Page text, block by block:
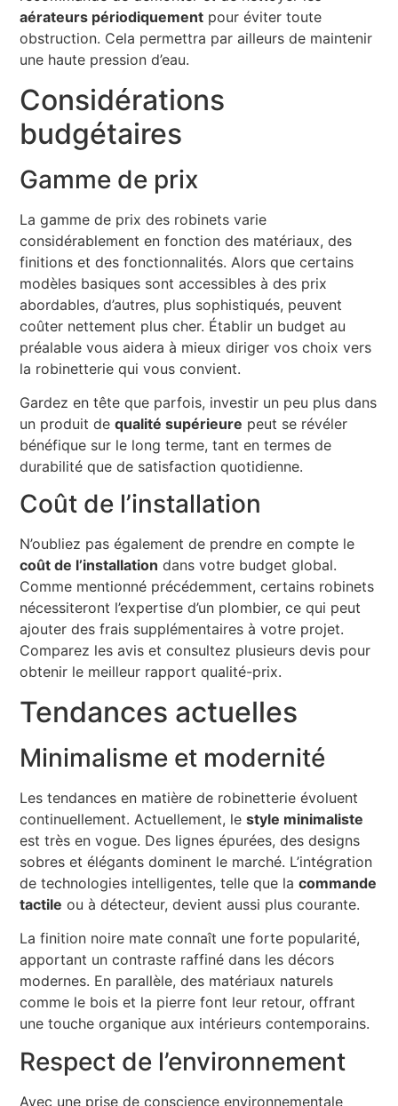
aérateurs périodiquement pour éviter toute
obstruction. Cela permettra par ailleurs de maintenir
une haute pression d’eau.
Considérations
budgétaires
Gamme de prix
La gamme de prix des robinets varie
considérablement en fonction des matériaux, des
finitions et des fonctionnalités. Alors que certains
modèles basiques sont accessibles à des prix
abordables, d’autres, plus sophistiqués, peuvent
coûter nettement plus cher. Établir un budget au
préalable vous aidera à mieux diriger vos choix vers
la robinetterie qui vous convient.
Gardez en tête que parfois, investir un peu plus dans
un produit dequalité supérieure peut se révéler
bénéfique sur le long terme, tant en termes de
durabilité que de satisfaction quotidienne.
Coût de l’installation
N’oubliez pas également de prendre en compte le
coût de l’installation dans votre budget global.
Comme mentionné précédemment, certains robinets
nécessiteront l’expertise d’un plombier, ce qui peut
ajouter des frais supplémentaires à votre projet.
Comparez les avis et consultez plusieurs devis pour
obtenir le meilleur rapport qualité-prix.
Tendances actuelles
Minimalisme et modernité
Les tendances en matière de robinetterie évoluent
continuellement. Actuellement, lestyle minimaliste
est très en vogue. Des lignes épurées, des designs
sobres et élégants dominent le marché. L’intégration
de technologies intelligentes, telle que lacommande
tactile ou à détecteur, devient aussi plus courante.
La finition noire mate connaît une forte popularité,
apportant un contraste raffiné dans les décors
modernes. En parallèle, des matériaux naturels
comme le bois et la pierre font leur retour, offrant
une touche organique aux intérieurs contemporains.
Respect de l’environnement
Avec une prise de conscience environnementale